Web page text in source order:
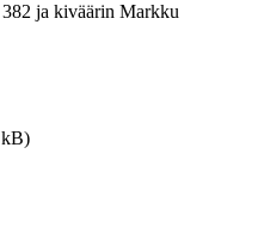
ja kiväärin Markku